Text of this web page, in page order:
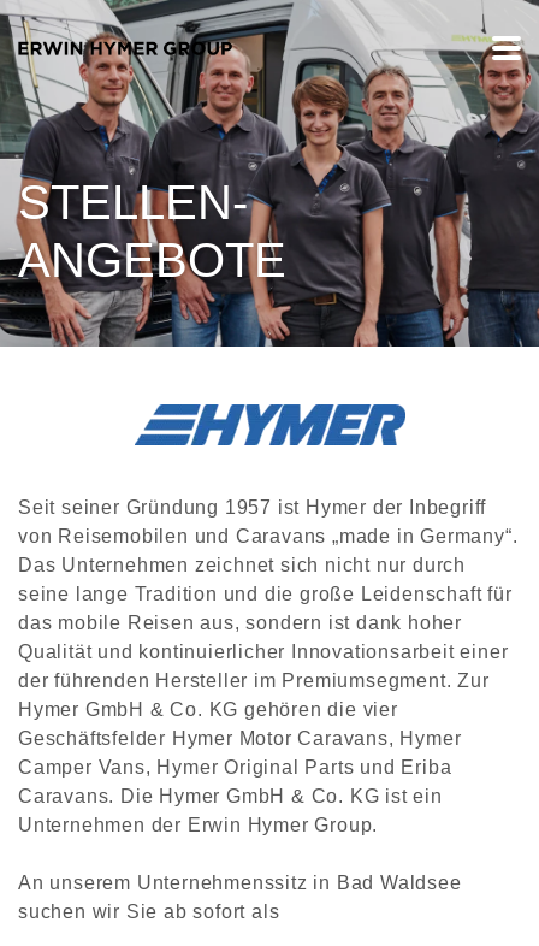
STELLEN-
ANGEBOTE
Seit seiner Gründung 1957 ist Hymer der Inbegriff
von Reisemobilen und Caravans „made in Germany“.
Das Unternehmen zeichnet sich nicht nur durch
seine lange Tradition und die große Leidenschaft für
das mobile Reisen aus, sondern ist dank hoher
Qualität und kontinuierlicher Innovationsarbeit einer
der führenden Hersteller im Premiumsegment. Zur
Hymer GmbH & Co. KG gehören die vier
Geschäftsfelder Hymer Motor Caravans, Hymer
Camper Vans, Hymer Original Parts und Eriba
Caravans. Die Hymer GmbH & Co. KG ist ein
Unternehmen der Erwin Hymer Group.
An unserem Unternehmenssitz in Bad Waldsee
suchen wir Sie ab sofort als